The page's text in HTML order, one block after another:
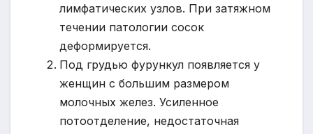
лимфатических узлов. При затяжном
течении патологии сосок
деформируется.
Под грудью фурункул появляется у
женщин с большим размером
молочных желез. Усиленное
потоотделение, недостаточная